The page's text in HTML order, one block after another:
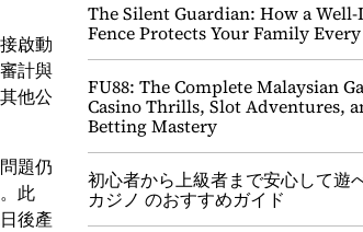
啟動
計與
他公
題仍
此
後產
The Silent Guardian: How a Well-
Fence Protects Your Family
FU88: The Complete Malaysian
Casino Thrills, Slot Adventures,
Betting Mastery
初心者から上級者まで安心して遊
カジノ のおすすめガイド